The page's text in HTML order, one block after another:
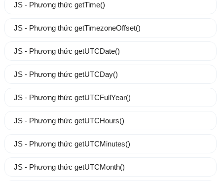
JS - Phương thức getTime()
JS - Phương thức getTimezoneOffset()
JS - Phương thức getUTCDate()
JS - Phương thức getUTCDay()
JS - Phương thức getUTCFullYear()
JS - Phương thức getUTCHours()
JS - Phương thức getUTCMinutes()
JS - Phương thức getUTCMonth()